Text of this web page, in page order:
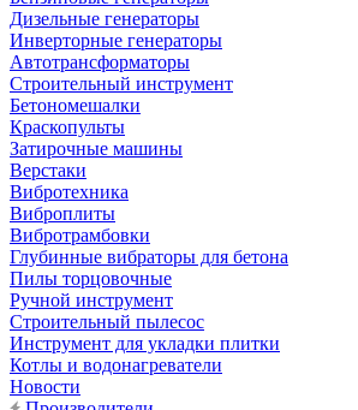
Дизельные генераторы
Инверторные генераторы
Автотрансформаторы
Строительный инструмент
Бетономешалки
Краскопульты
Затирочные машины
Верстаки
Вибротехника
Виброплиты
Вибротрамбовки
Глубинные вибраторы для бетона
Пилы торцовочные
Ручной инструмент
Строительный пылесос
Инструмент для укладки плитки
Котлы и водонагреватели
Новости